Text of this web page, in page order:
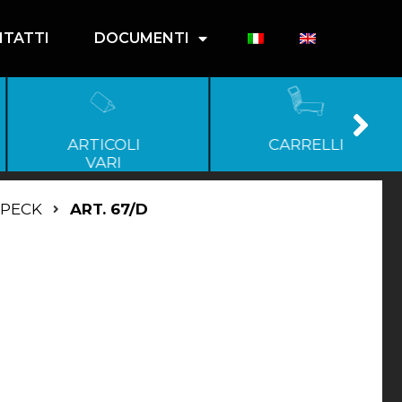
DOCUMENTI
ARTICOLI
VARI
CARRELLI
ART. 67/D